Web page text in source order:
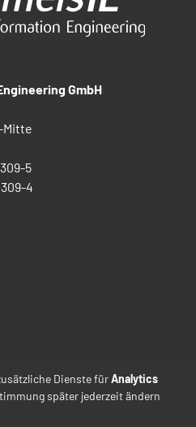
GmbH
Mitte
5
4
Dienste fürAnalytics
später jederzeit ändern